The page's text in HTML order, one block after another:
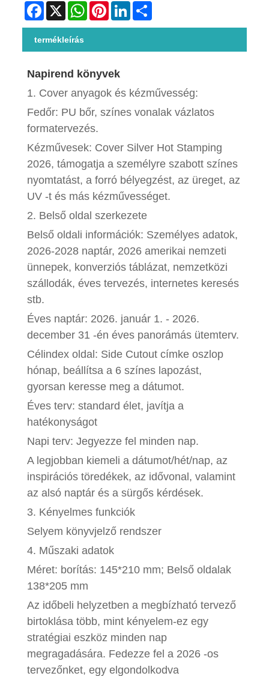
Facebook
X WhatsAppPinterestLinkedIn
termékleírás
Napirend könyvek
1. Cover anyagok és kézművesség:
Fedőr: PU bőr, színes vonalak vázlatos
formatervezés.
Kézművesek: Cover Silver Hot Stamping
2026, támogatja a személyre szabott színes
nyomtatást, a forró bélyegzést, az üreget, az
UV -t és más kézművességet.
2. Belső oldal szerkezete
Belső oldali információk: Személyes adatok,
2026-2028 naptár, 2026 amerikai nemzeti
ünnepek, konverziós táblázat, nemzetközi
szállodák, éves tervezés, internetes keresés
stb.
Éves naptár: 2026. január 1. - 2026.
december 31 -én éves panorámás ütemterv.
Célindex oldal: Side Cutout címke oszlop
hónap, beállítsa a 6 színes lapozást,
gyorsan keresse meg a dátumot.
Éves terv: standard élet, javítja a
hatékonyságot
Napi terv: Jegyezze fel minden nap.
A legjobban kiemeli a dátumot/hét/nap, az
inspirációs töredékek, az idővonal, valamint
az alsó naptár és a sürgős kérdések.
3. Kényelmes funkciók
Selyem könyvjelző rendszer
4. Műszaki adatok
Méret: borítás: 145*210 mm; Belső oldalak
138*205 mm
Az időbeli helyzetben a megbízható tervező
birtoklása több, mint kényelem-ez egy
stratégiai eszköz minden nap
megragadására. Fedezze fel a 2026 -os
tervezőnket, egy elgondolkodva